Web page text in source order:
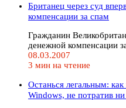
Британец через суд
компенсации за спам
Гражданин
денежной компенсации
08.03.2007
3 мин на чтение
Останься легальным:
Windows, не потратив